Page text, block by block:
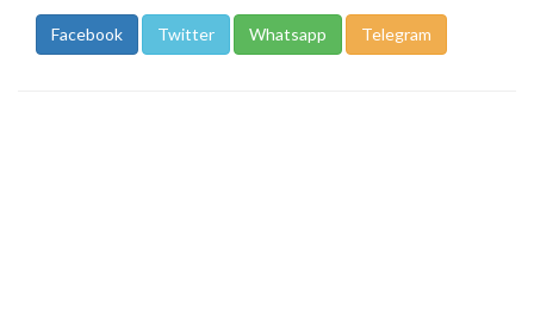
Facebook Twitter Whatsapp Telegram